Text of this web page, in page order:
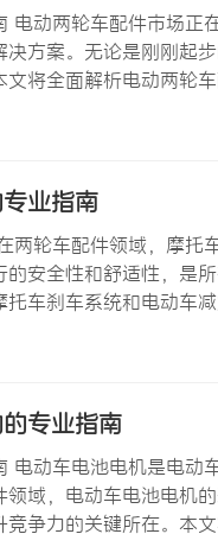
动两轮车配件市场正
方案。无论是刚刚起
将全面解析电动两轮
电动自行车和电动摩托
业指南
轮车配件领域，摩托
安全性和舒适性，是
车刹车系统和电动车
刹车系统的设计涉及复
专业指南
动车电池电机是电动
域，电动车电池电机
争力的关键所在。本